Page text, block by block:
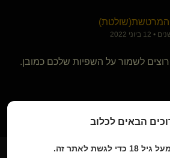
לשמור על השפיות שלכם כמובן.
הבאים לכלוב
לגשת לאתר זה.